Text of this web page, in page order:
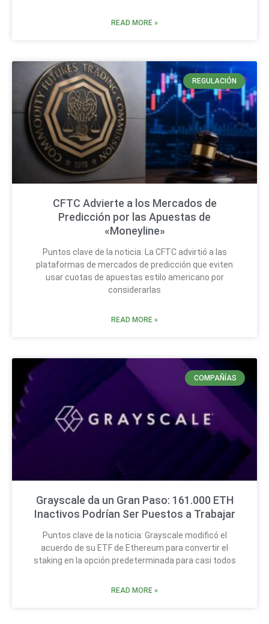
READ MORE »
REGULACIÓN
CFTC Advierte a los Mercados de
Predicción por las Apuestas de
«Moneyline»
Puntos clave de la noticia: La CFTC advirtió a las
plataformas de mercados de predicción que eviten
usar cuotas de apuestas estilo americano por
considerarlas
READ MORE »
COMPAÑÍAS
Grayscale da un Gran Paso: 161.000 ETH
Inactivos Podrían Ser Puestos a Trabajar
Puntos clave de la noticia: Grayscale modificó el
acuerdo de su ETF de Ethereum para convertir el
staking en la opción predeterminada para casi todos
READ MORE »